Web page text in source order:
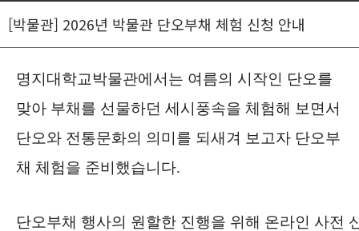
[박물관] 2026년 박물관 단오부채 체험 신청 안내
명지대학교박물관에서는 여름의 시작인 단오를
맞아 부채를 선물하던 세시풍속을 체험해 보면서
단오와 전통문화의 의미를 되새겨 보고자 단오부
채 체험을 준비했습니다.
단오부채 행사의 원할한 진행을 위해 온라인 사전